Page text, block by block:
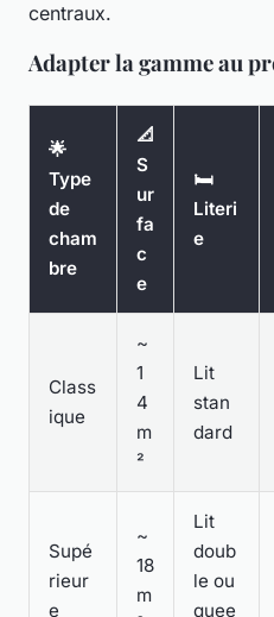
centraux.
Adapter la gamme au
🌟
Type
de
cham
bre
📐
S
ur
fa
c
e
🛏
Literi
e
Class
ique
~
1
4
m
²
Lit
stan
dard
Supé
rieur
e
~
18
m
Lit
doub
le ou
quee